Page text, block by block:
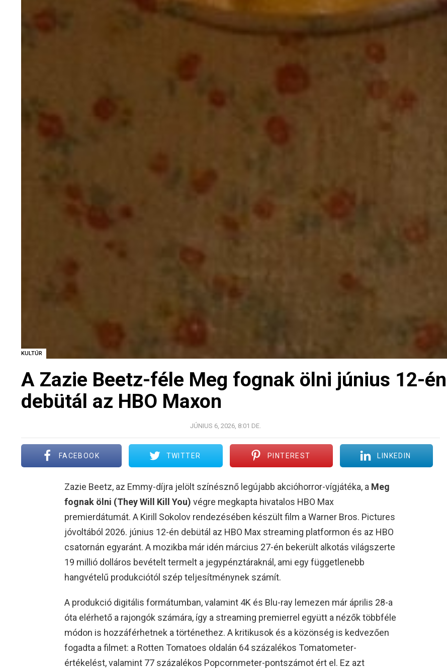
KULTÚR
A Zazie Beetz-féle Meg fognak ölni június 12-én
debütál az HBO Maxon
JÚNIUS 6, 2026, 8:01 DE.
FACEBOOK TWITTER PINTEREST LINKEDIN
Zazie Beetz, az Emmy-díjra jelölt színésznő legújabb akcióhorror-vígjátéka, a Meg
fognak ölni (They Will Kill You) végre megkapta hivatalos HBO Max
premierdátumát. A Kirill Sokolov rendezésében készült film a Warner Bros. Pictures
jóvoltából 2026. június 12-én debütál az HBO Max streaming platformon és az HBO
csatornán egyaránt. A mozikba már idén március 27-én bekerült alkotás világszerte
19 millió dolláros bevételt termelt a jegypénztáraknál, ami egy függetlenebb
hangvételű produkciótól szép teljesítménynek számít.
A produkció digitális formátumban, valamint 4K és Blu-ray lemezen már április 28-a
óta elérhető a rajongók számára, így a streaming premierrel együtt a nézők többféle
módon is hozzáférhetnek a történethez. A kritikusok és a közönség is kedvezően
fogadta a filmet: a Rotten Tomatoes oldalán 64 százalékos Tomatometer-
értékelést, valamint 77 százalékos Popcornmeter-pontszámot ért el. Ez azt